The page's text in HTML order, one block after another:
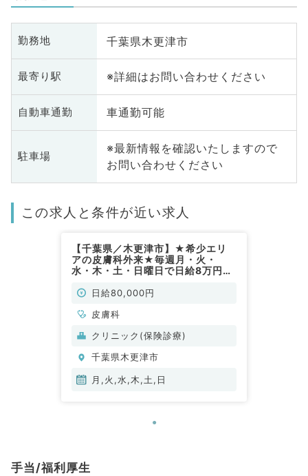
勤務地 千葉県木更津市
最寄り駅 ※詳細はお問い合わせください
自動車通勤 車通勤可能
駐車場
※最新情報を確認いたしますので
お問い合わせください
この求人と条件が近い求人
【千葉県／木更津市】★希少エリ
アの皮膚科外来★毎週月・火・
水・木・土・日曜日で日給8万円！
／非常勤）
日給80,000円
皮膚科
クリニック(保険診療)
千葉県木更津市
月,火,水,木,土,日
手当/福利厚生